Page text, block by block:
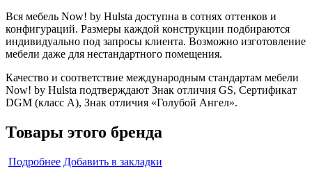
Вся мебель Now! by Hulsta доступна в сотнях оттенков и
конфигураций. Размеры каждой конструкции подбираются
индивидуально под запросы клиента. Возможно изготовление
мебели даже для нестандартного помещения.
Качество и соответствие международным стандартам мебели
Now! by Hulsta подтверждают Знак отличия GS, Сертификат
DGM (класс A), Знак отличия «Голубой Ангел».
Товары этого бренда
Подробнее Добавить в закладки